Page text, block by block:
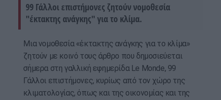
99 Γάλλοι επιστήμονες ζητούν νομοθεσία
"έκτακτης ανάγκης" για το κλίμα.
Μια νομοθεσία «έκτακτης ανάγκης για το κλίμα»
ζητούν με κοινό τους άρθρο που δημοσιεύεται
σήμερα στη γαλλική εφημερίδα Le Monde, 99
Γάλλοι επιστήμονες, κυρίως από τον χώρο της
κλιματολογίας, όπως και της οικονομίας και της